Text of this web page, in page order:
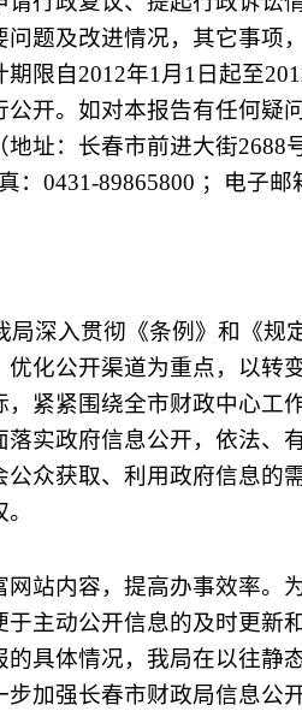
问题及改进情况，其它事项
期限自2012年1 月 1 日起至
公开。如对本报告有任何疑
地址：长春市前进大街2688
： 0431-89865800 ；电子邮
局深入贯彻《条例》和《规
优化公开渠道为重点，以转
，紧紧围绕全市财政中心工
落实政府信息公开，依法、
众获取、利用政府信息的
网站内容，提高办事效率。
于主动公开信息的及时更新
的具体情况，我局在以往静
步加强长春市财政局信息公